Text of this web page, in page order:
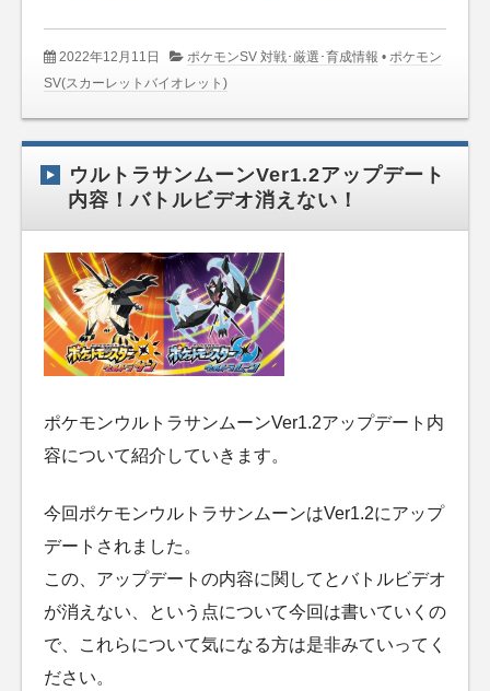
2022年12月11日 ポケモンSV 対戦･厳選･育成情報 • ポケモン
SV(スカーレットバイオレット)
ウルトラサンムーンVer1.2アップデート
内容！バトルビデオ消えない！
ポケモンウルトラサンムーンVer1.2アップデート内
容について紹介していきます。
今回ポケモンウルトラサンムーンはVer1.2にアップ
デートされました。
この、アップデートの内容に関してとバトルビデオ
が消えない、という点について今回は書いていくの
で、これらについて気になる方は是非みていってく
ださい。